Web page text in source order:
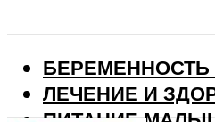
ЛЕЧЕНИЕ И